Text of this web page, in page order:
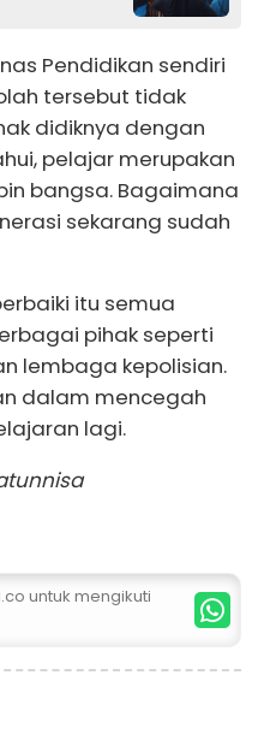
Pendidikan sendiri
tersebut tidak
didiknya dengan
pelajar merupakan
bangsa. Bagaimana
sekarang sudah
itu semua
pihak seperti
lembaga kepolisian.
dalam mencegah
lagi.
untuk mengikuti